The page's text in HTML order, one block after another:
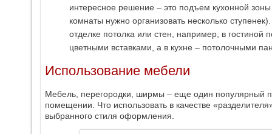
интересное решение – это подъем кухонной
комнаты нужно организовать несколько
отделке потолка или стен, например, в гостиной
цветными вставками, а в кухне – потолочными
Использование мебели
Мебель, перегородки, ширмы – еще один популярный
помещении. Что использовать в качестве
выбранного стиля оформления.